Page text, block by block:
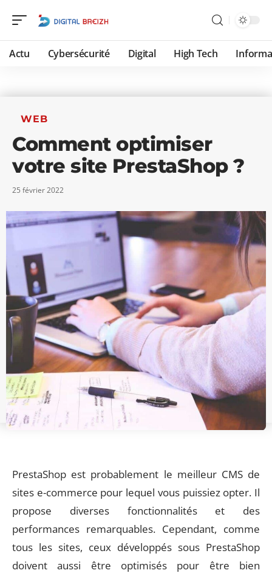
Actu Cybersécurité Digital High Tech
WEB
Comment optimiser
votre site PrestaShop ?
25 février 2022
PrestaShop est probablement le meilleur CMS de
sites e-commerce pour lequel vous puissiez opter. Il
propose diverses fonctionnalités et des
performances remarquables. Cependant, comme
tous les sites, ceux développés sous PrestaShop
doivent aussi être optimisés pour être bien